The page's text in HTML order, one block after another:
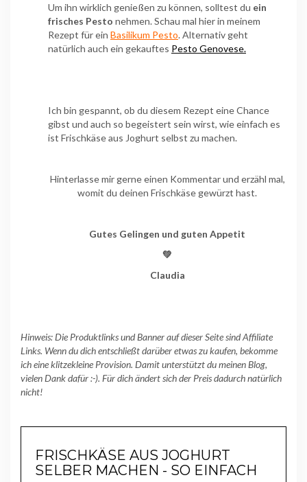
Um ihn wirklich genießen zu können, solltest du ein
frisches Pesto nehmen. Schau mal hier in meinem
Rezept für ein Basilikum Pesto. Alternativ geht
natürlich auch ein gekauftes Pesto Genovese.
Ich bin gespannt, ob du diesem Rezept eine Chance
gibst und auch so begeistert sein wirst, wie einfach es
ist Frischkäse aus Joghurt selbst zu machen.
Hinterlasse mir gerne einen Kommentar und erzähl mal,
womit du deinen Frischkäse gewürzt hast.
Gutes Gelingen und guten Appetit
💚
Claudia
Hinweis: Die Produktlinks und Banner auf dieser Seite sind Affiliate
Links. Wenn du dich entschließt darüber etwas zu kaufen, bekomme
ich eine klitzekleine Provision. Damit unterstützt du meinen Blog,
vielen Dank dafür :-). Für dich ändert sich der Preis dadurch natürlich
nicht!
FRISCHKÄSE AUS JOGHURT
SELBER MACHEN - SO EINFACH